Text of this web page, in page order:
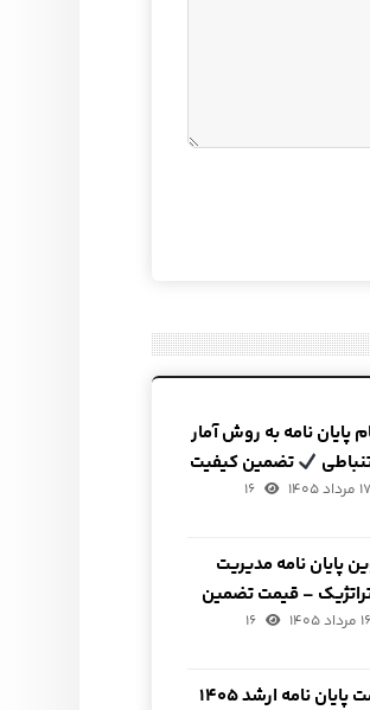
پایان نامه به روش آمار
تضمین کیفیت
۱۷ مرداد ۱۴۰۵ ۱۶
پایان نامه مدیریت
– قیمت تضمین
۱۶ مرداد ۱۴۰۵ ۱۶
پایان نامه ارشد ۱۴۰۵